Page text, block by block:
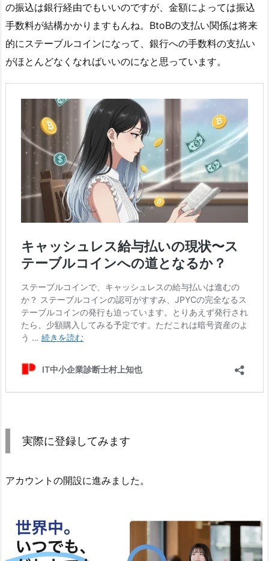
の振込は銀行経由でもいいのですが、金額によっては振込
手数料が結構かかりますもんね。BtoBの支払い関係は将来
的にステーブルコインになって、銀行への手数料の支払い
がほとんどなくなればいいのになと思っています。
実際に登録してみます
アカウントの開設に進みました。